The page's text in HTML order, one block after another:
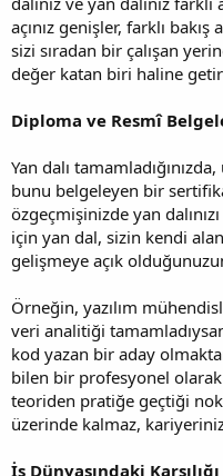
açınız genişler, farklı
sizi sıradan bir çalışan
değer katan biri haline
Diploma ve Resmî
Yan dalı
bunu belgeleyen bir
özgeçmişinizde yan
için yan dal, sizin kendi
gelişmeye açık
Örneğin, yazılım
veri analitiği
kod yazan bir aday
bilen bir profesyonel olarak
teoriden pratiğe geçtiği
üzerinde kalmaz,
İş Dünyasındaki Karşılığı